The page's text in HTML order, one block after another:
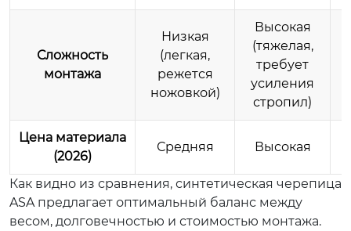
Сложность
монтажа
Низкая
(легкая,
режется
ножовкой)
Высокая
(тяжелая,
требует
усиления
стропил)
Цена материала
(2026)
Средняя Высокая
Как видно из сравнения, синтетическая черепица
ASA предлагает оптимальный баланс между
весом, долговечностью и стоимостью монтажа.